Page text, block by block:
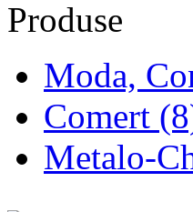
Produse
Moda,
Comert
Metalo-